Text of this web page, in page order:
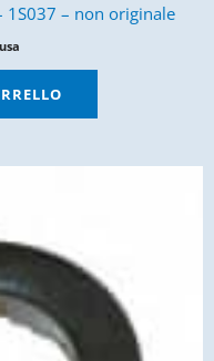
– non originale